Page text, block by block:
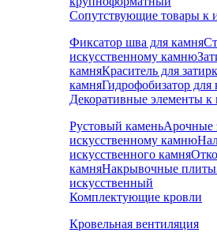
Сопутствующие товары к
Фиксатор шва для камня
искусственному камню
камняКраситель для
камняГидрофобизатор для
Декоративные элементы
Рустовый каменьАрочные
искусственному камню
искусственного камня
камняНакрывочные плиты
искусственный
Комплектующие кровли
Кровельная вентиляция